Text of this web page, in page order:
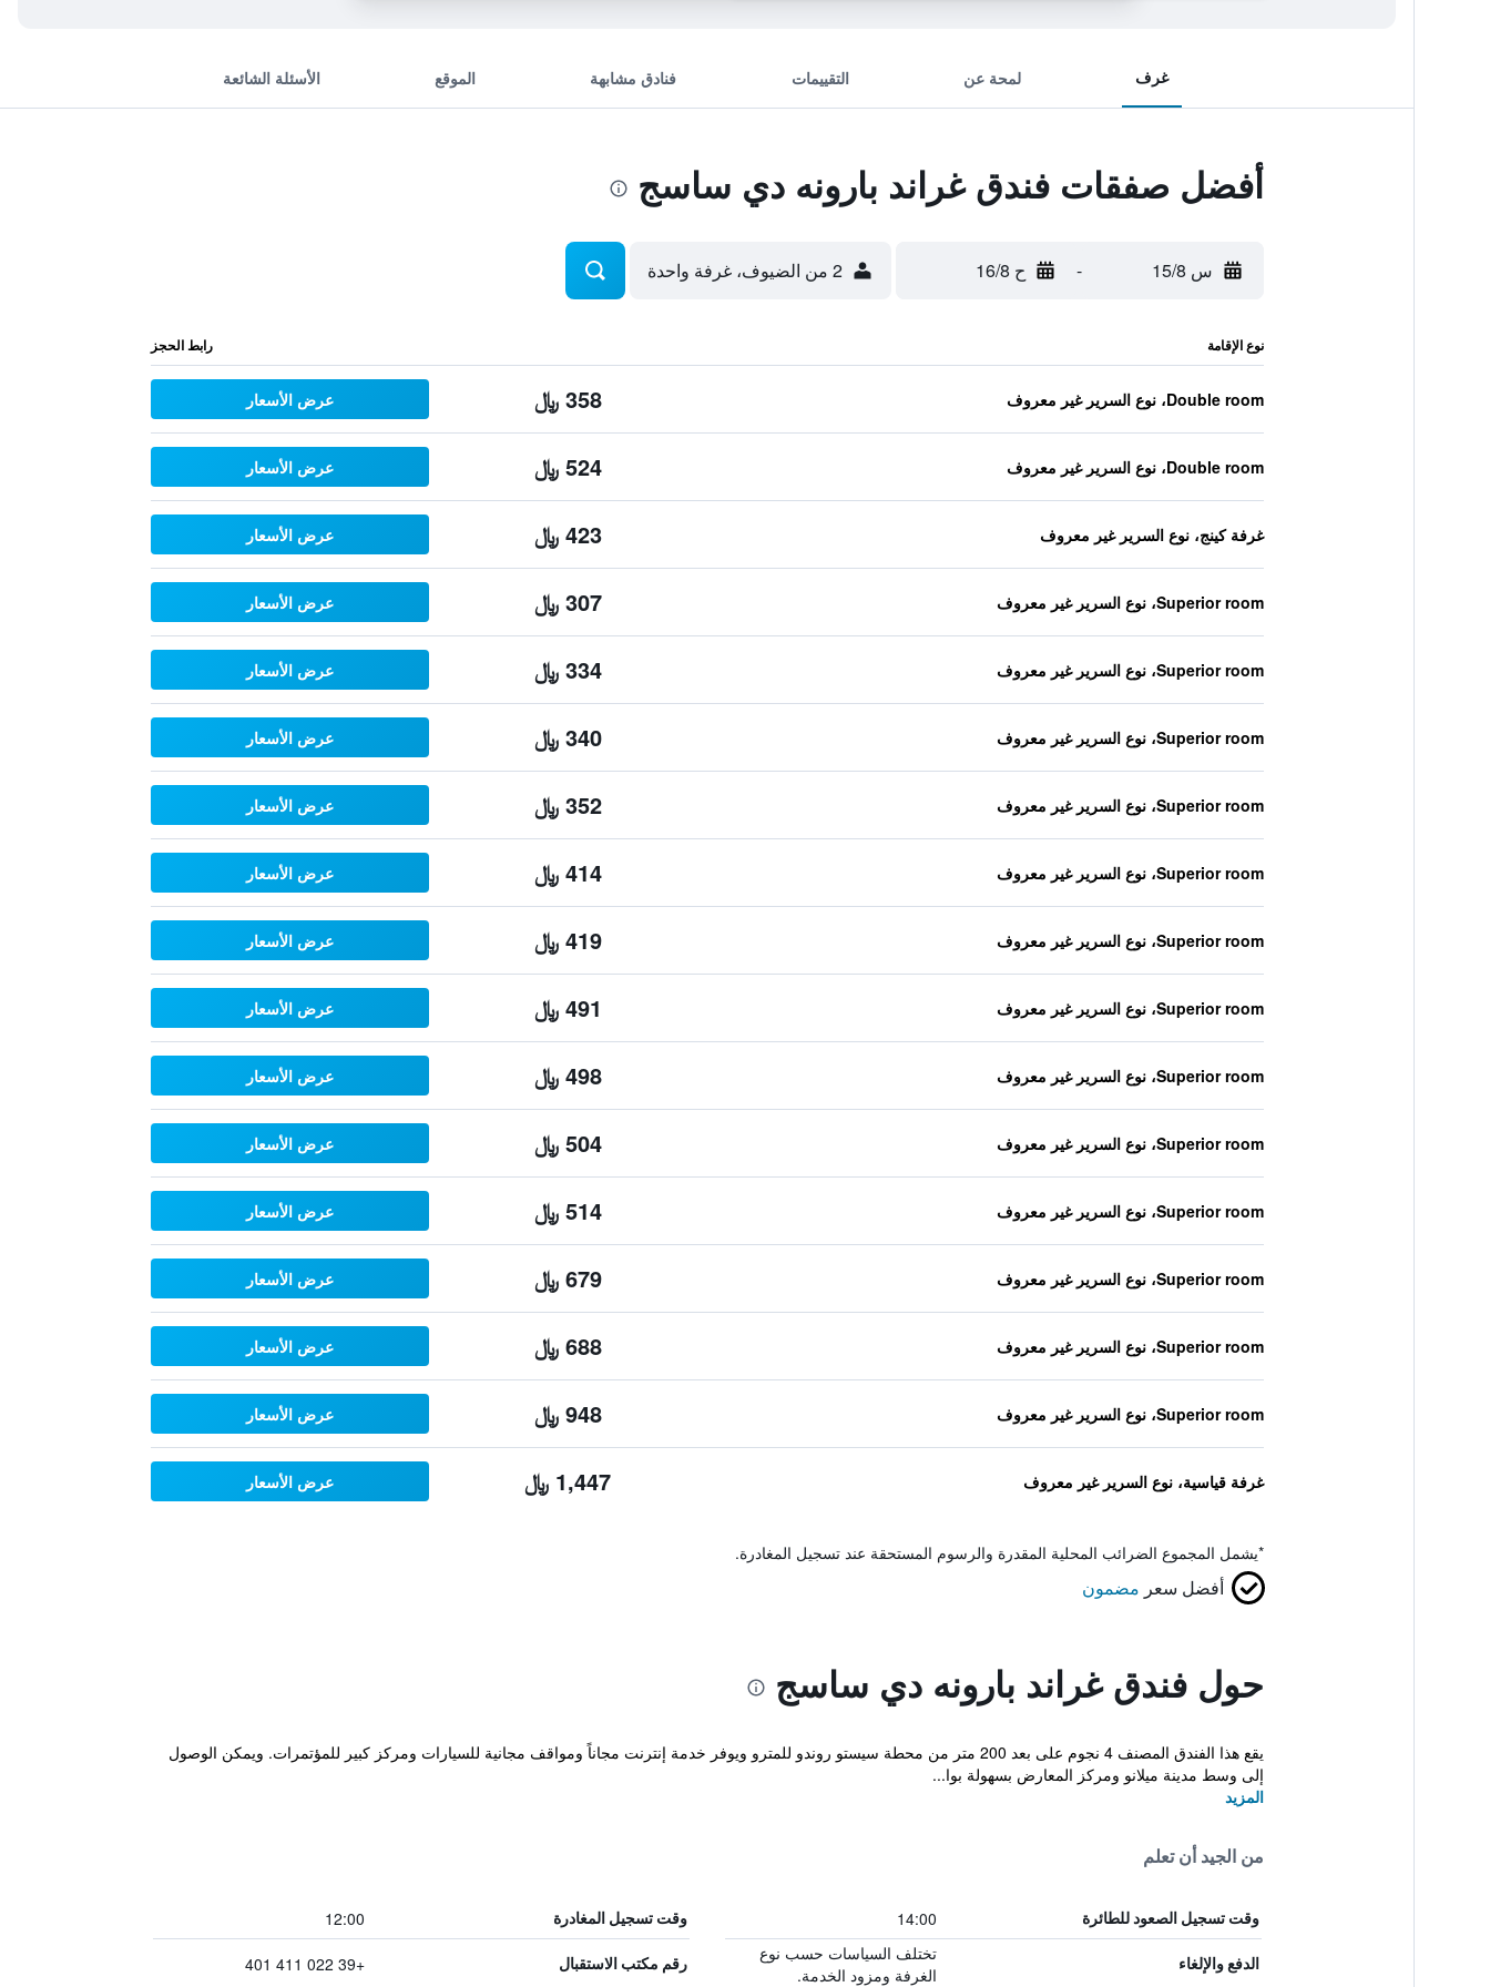
غرف لمحة عن التقييمات فنادق مشابهة الموقع الأسئلة الشائعة
أفضل صفقات فندق غراند بارونه دي ساسج
س 15/8 - ح 16/8 2 من الضيوف، غرفة واحدة
نوع الإقامة رابط الحجز
Double room، نوع السرير غير معروف 358 ﷼ عرض الأسعار
Double room، نوع السرير غير معروف 524 ﷼ عرض الأسعار
غرفة كينج، نوع السرير غير معروف 423 ﷼ عرض الأسعار
Superior room، نوع السرير غير معروف 307 ﷼ عرض الأسعار
Superior room، نوع السرير غير معروف 334 ﷼ عرض الأسعار
Superior room، نوع السرير غير معروف 340 ﷼ عرض الأسعار
Superior room، نوع السرير غير معروف 352 ﷼ عرض الأسعار
Superior room، نوع السرير غير معروف 414 ﷼ عرض الأسعار
Superior room، نوع السرير غير معروف 419 ﷼ عرض الأسعار
Superior room، نوع السرير غير معروف 491 ﷼ عرض الأسعار
Superior room، نوع السرير غير معروف 498 ﷼ عرض الأسعار
Superior room، نوع السرير غير معروف 504 ﷼ عرض الأسعار
Superior room، نوع السرير غير معروف 514 ﷼ عرض الأسعار
Superior room، نوع السرير غير معروف 679 ﷼ عرض الأسعار
Superior room، نوع السرير غير معروف 688 ﷼ عرض الأسعار
Superior room، نوع السرير غير معروف 948 ﷼ عرض الأسعار
غرفة قياسية، نوع السرير غير معروف 1,447 ﷼ عرض الأسعار
*يشمل المجموع الضرائب المحلية المقدرة والرسوم المستحقة عند تسجيل المغادرة.
أفضل سعر مضمون
حول فندق غراند بارونه دي ساسج
يقع هذا الفندق المصنف 4 نجوم على بعد 200 متر من محطة سيستو روندو للمترو ويوفر خدمة إنترنت مجاناً ومواقف مجانية للسيارات ومركز كبير للمؤتمرات. ويمكن الوصول
إلى وسط مدينة ميلانو ومركز المعارض بسهولة بوا...
المزيد
من الجيد أن تعلم
وقت تسجيل الصعود للطائرة 14:00 وقت تسجيل المغادرة 12:00
الدفع والإلغاء
تختلف السياسات حسب نوع
الغرفة ومزود الخدمة.
رقم مكتب الاستقبال +39 022 411 401